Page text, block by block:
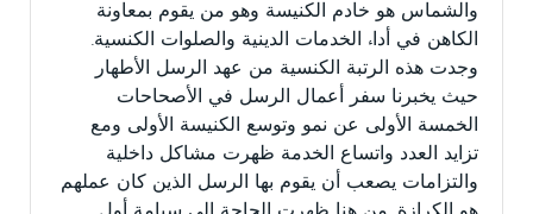
والشماس هو خادم الكنيسة وهو من يقوم بمعاونة
الكاهن في أداء الخدمات الدينية والصلوات الكنسية.
وجدت هذه الرتبة الكنسية من عهد الرسل الأطهار
حيث يخبرنا سفر أعمال الرسل في الأصحاحات
الخمسة الأولى عن نمو وتوسع الكنيسة الأولى ومع
تزايد العدد واتساع الخدمة ظهرت مشاكل داخلية
والتزامات يصعب أن يقوم بها الرسل الذين كان عملهم